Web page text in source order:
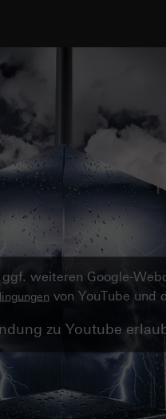
weiteren Google-
von YouTube und
zu Youtube